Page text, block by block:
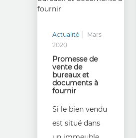
Actualité
Mars
2020
Promesse de
vente de
bureaux et
documents à
fournir
Si le bien vendu
est situé dans